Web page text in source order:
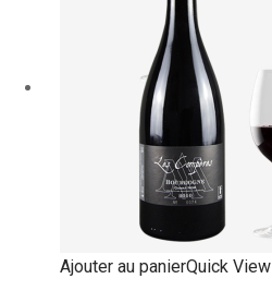
Ajouter au panierQuick View